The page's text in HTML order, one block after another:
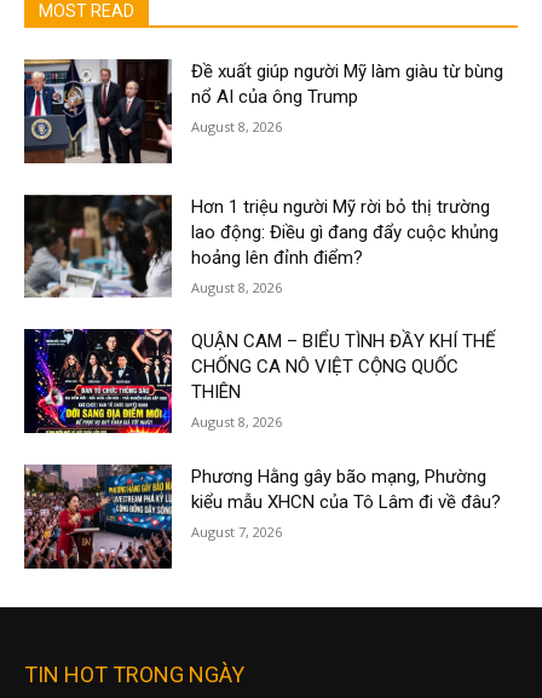
MOST READ
Đề xuất giúp người Mỹ làm giàu từ bùng
nổ AI của ông Trump
August 8, 2026
Hơn 1 triệu người Mỹ rời bỏ thị trường
lao động: Điều gì đang đẩy cuộc khủng
hoảng lên đỉnh điểm?
August 8, 2026
QUẬN CAM – BIỂU TÌNH ĐẦY KHÍ THẾ
CHỐNG CA NÔ VIỆT CỘNG QUỐC
THIÊN
August 8, 2026
Phương Hằng gây bão mạng, Phường
kiểu mẫu XHCN của Tô Lâm đi về đâu?
August 7, 2026
TIN HOT TRONG NGÀY